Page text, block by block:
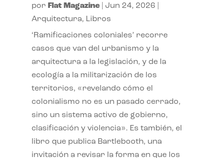
por Flat Magazine| Jun 24, 2026
Arquitectura, Libros
‘Ramificaciones coloniales’ recorre
casos que van del urbanismo y la
arquitectura a la legislación, y de la
ecología a la militarización de los
territorios, «revelando cómo el
colonialismo no es un pasado cerrado,
sino un sistema activo de gobierno,
clasificación y violencia». Es también, el
libro que publica Bartlebooth, una
invitación a revisar la forma en que los